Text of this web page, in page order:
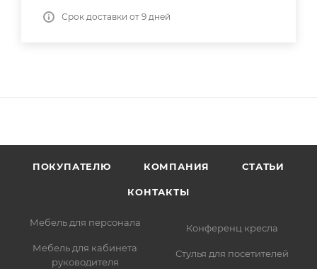
Срок доставки от 9 дней
ПОКУПАТЕЛЮ КОМПАНИЯ СТАТЬИ
КОНТАКТЫ
Мебель для персонала
Мебель для кабинета
руководителя
Конференц кресла
Стулья для посетителей